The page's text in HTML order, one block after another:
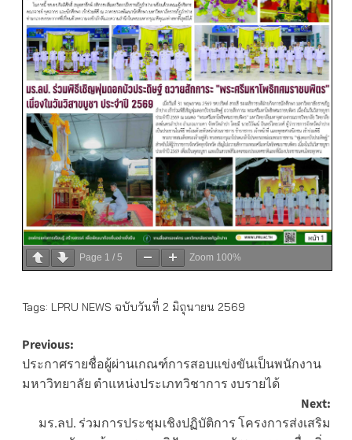
Page 1 / 5 Zoom 100%
Tags: LPRU NEWS ฉบับวันที่ 2 มิถุนายน 2569
Post
navigation
Previous:
ประกาศรายชื่อผู้ผ่านเกณฑ์การสอบแข่งขันเป็นพนักงาน
มหาวิทยาลัย ตำแหน่งประเภทวิชาการ งบรายได้
Next:
มร.ลป. ร่วมการประชุมเชิงปฏิบัติการ โครงการส่งเสริม